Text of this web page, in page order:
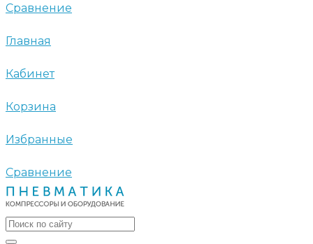
Сравнение
Главная
Кабинет
Корзина
Избранные
Сравнение